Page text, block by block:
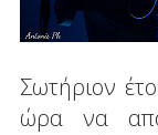
Σωτήριον
ώρα να